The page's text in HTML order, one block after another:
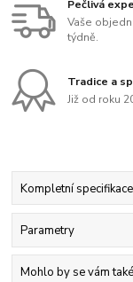
Pečlivá
Vaše
týdně.
Tradice a
Již od roku
Kompletní specifikace
Parametry
Mohlo by se vám